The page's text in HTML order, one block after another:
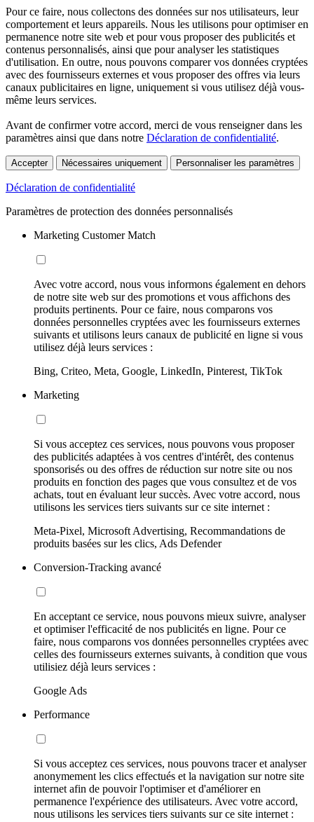
Pour ce faire, nous collectons des données sur nos utilisateurs, leur
comportement et leurs appareils. Nous les utilisons pour optimiser en
permanence notre site web et pour vous proposer des publicités et
contenus personnalisés, ainsi que pour analyser les statistiques
d'utilisation. En outre, nous pouvons comparer vos données cryptées
avec des fournisseurs externes et vous proposer des offres via leurs
canaux publicitaires en ligne, uniquement si vous utilisez déjà vous-
même leurs services.
Avant de confirmer votre accord, merci de vous renseigner dans les
paramètres ainsi que dans notre Déclaration de confidentialité.
Accepter Nécessaires uniquement Personnaliser les paramètres
Déclaration de confidentialité
Paramètres de protection des données personnalisés
Marketing Customer Match
Avec votre accord, nous vous informons également en dehors
de notre site web sur des promotions et vous affichons des
produits pertinents. Pour ce faire, nous comparons vos
données personnelles cryptées avec les fournisseurs externes
suivants et utilisons leurs canaux de publicité en ligne si vous
utilisez déjà leurs services :
Bing, Criteo, Meta, Google, LinkedIn, Pinterest, TikTok
Marketing
Si vous acceptez ces services, nous pouvons vous proposer
des publicités adaptées à vos centres d'intérêt, des contenus
sponsorisés ou des offres de réduction sur notre site ou nos
produits en fonction des pages que vous consultez et de vos
achats, tout en évaluant leur succès. Avec votre accord, nous
utilisons les services tiers suivants sur ce site internet :
Meta-Pixel, Microsoft Advertising, Recommandations de
produits basées sur les clics, Ads Defender
Conversion-Tracking avancé
En acceptant ce service, nous pouvons mieux suivre, analyser
et optimiser l'efficacité de nos publicités en ligne. Pour ce
faire, nous comparons vos données personnelles cryptées avec
celles des fournisseurs externes suivants, à condition que vous
utilisiez déjà leurs services :
Google Ads
Performance
Si vous acceptez ces services, nous pouvons tracer et analyser
anonymement les clics effectués et la navigation sur notre site
internet afin de pouvoir l'optimiser et d'améliorer en
permanence l'expérience des utilisateurs. Avec votre accord,
nous utilisons les services tiers suivants sur ce site internet :